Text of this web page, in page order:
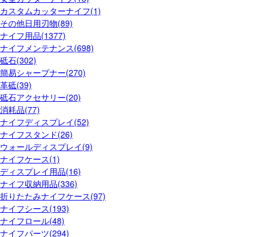
カスタムカッターナイフ(1)
その他日用刃物(89)
ナイフ用品(1377)
ナイフメンテナンス(698)
砥石(302)
簡易シャープナー(270)
革砥(39)
砥石アクセサリー(20)
消耗品(77)
ナイフディスプレイ(52)
ナイフスタンド(26)
ウォールディスプレイ(9)
ナイフケース(1)
ディスプレイ用品(16)
ナイフ収納用品(336)
折りたたみナイフケース(97)
ナイフシース(193)
ナイフロール(48)
ナイフパーツ(294)